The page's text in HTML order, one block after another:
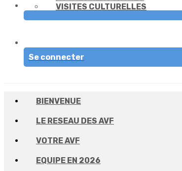
VISITES CULTURELLES
Se connecter
BIENVENUE
LE RESEAU DES AVF
VOTRE AVF
EQUIPE EN 2026